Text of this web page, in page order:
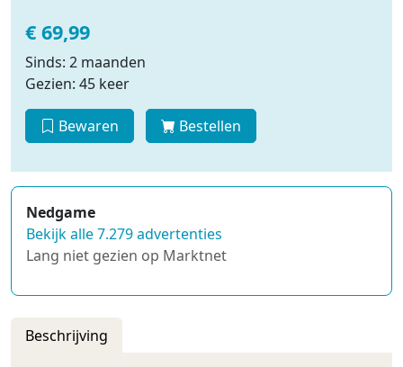
€ 69,99
Sinds: 2 maanden
Gezien: 45 keer
Bewaren Bestellen
Nedgame
Bekijk alle 7.279 advertenties
Lang niet gezien op Marktnet
Beschrijving